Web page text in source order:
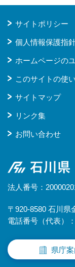
サイトポリシー
個人情報保護指
ホームページの
このサイトの使
サイトマップ
リンク集
お問い合わせ
石川県
法人番号：
〒920-8580 石川県
電話番号（代表）
県庁